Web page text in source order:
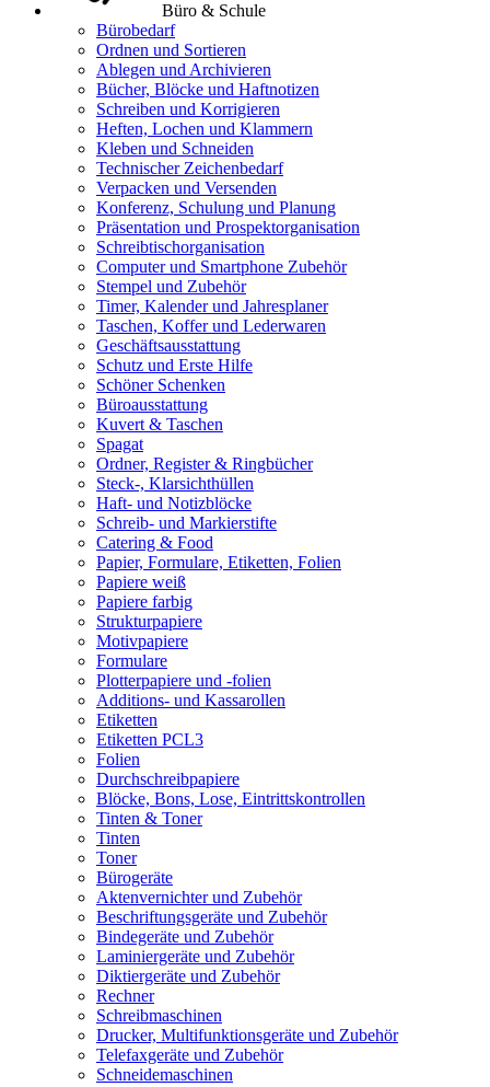
Büro & Schule
Bürobedarf
Ordnen und Sortieren
Ablegen und Archivieren
Bücher, Blöcke und Haftnotizen
Schreiben und Korrigieren
Heften, Lochen und Klammern
Kleben und Schneiden
Technischer Zeichenbedarf
Verpacken und Versenden
Konferenz, Schulung und Planung
Präsentation und Prospektorganisation
Schreibtischorganisation
Computer und Smartphone Zubehör
Stempel und Zubehör
Timer, Kalender und Jahresplaner
Taschen, Koffer und Lederwaren
Geschäftsausstattung
Schutz und Erste Hilfe
Schöner Schenken
Büroausstattung
Kuvert & Taschen
Spagat
Ordner, Register & Ringbücher
Steck-, Klarsichthüllen
Haft- und Notizblöcke
Schreib- und Markierstifte
Catering & Food
Papier, Formulare, Etiketten, Folien
Papiere weiß
Papiere farbig
Strukturpapiere
Motivpapiere
Formulare
Plotterpapiere und -folien
Additions- und Kassarollen
Etiketten
Etiketten PCL3
Folien
Durchschreibpapiere
Blöcke, Bons, Lose, Eintrittskontrollen
Tinten & Toner
Tinten
Toner
Bürogeräte
Aktenvernichter und Zubehör
Beschriftungsgeräte und Zubehör
Bindegeräte und Zubehör
Laminiergeräte und Zubehör
Diktiergeräte und Zubehör
Rechner
Schreibmaschinen
Drucker, Multifunktionsgeräte und Zubehör
Telefaxgeräte und Zubehör
Schneidemaschinen